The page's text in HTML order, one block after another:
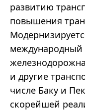
развитию
повышения
международный
и другие
числе Баку и
скорейшей